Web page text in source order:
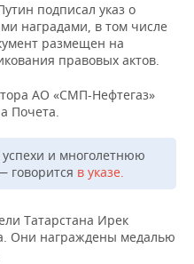
подписал указ о
наградами, в том числе
размещен на
правовых актов.
АО «СМП-Нефтегаз»
Почета.
успехи и многолетнюю
говорится в указе.
Татарстана Ирек
Они награждены медалью